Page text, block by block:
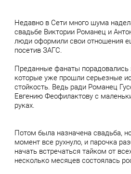
Недавно в Сети много шума
свадьбе Виктории Романец и
люди оформили свои отношения
посетив ЗАГС.
Преданные фанаты порадовались
которые уже прошли серьезные
стойкость. Ведь ради Романец
Евгению Феофилактову с
руках.
Потом была назначена свадьба,
момент все рухнуло, и парочка
начать встречаться тайком от
несколько месяцев состоялась